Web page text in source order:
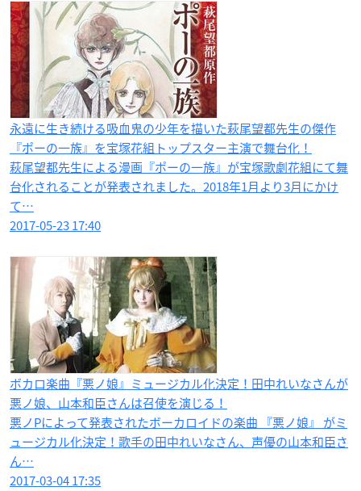
永遠に生き続ける吸血鬼の少年を描いた萩尾望都先生の傑作
『ポーの一族』を宝塚花組トップスター主演で舞台化！
萩尾望都先生による漫画『ポーの一族』が宝塚歌劇花組にて舞
台化されることが発表されました。2018年1月より3月にかけ
て…
2017-05-23 17:40
ボカロ楽曲『悪ノ娘』ミュージカル化決定！田中れいなさんが
悪ノ娘、山本和臣さんは召使を演じる！
悪ノPによって発表されたボーカロイドの楽曲 『悪ノ娘』 がミ
ュージカル化決定！歌手の田中れいなさん、声優の山本和臣さ
ん…
2017-03-04 17:35